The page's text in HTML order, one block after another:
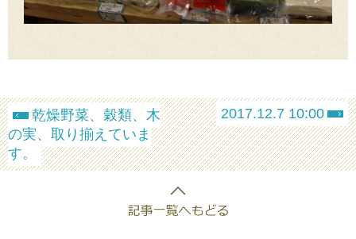
乾燥野菜、穀類、木
の実、取り揃えていま
す。
2017.12.7 10:00